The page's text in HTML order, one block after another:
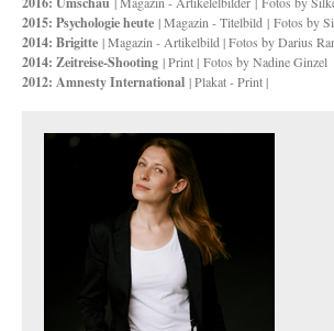
2015: Psychologie heute | Magazin - Titelbild | Fotos by
2014: Brigitte | Magazin - Artikelbild | Fotos by Darius
2014: Zeitreise-Shooting | Print | Fotos by Nadine Ginzel
2012: Amnesty International | Plakat - Print |